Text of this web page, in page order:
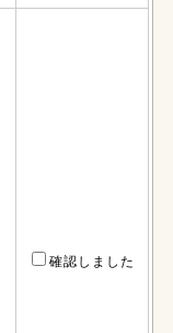
確認しました